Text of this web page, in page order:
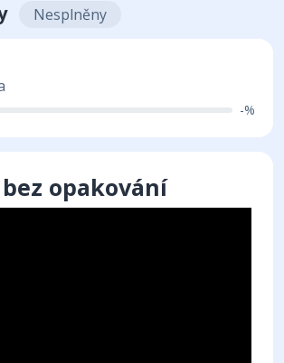
Nesplněny
-%
opakování